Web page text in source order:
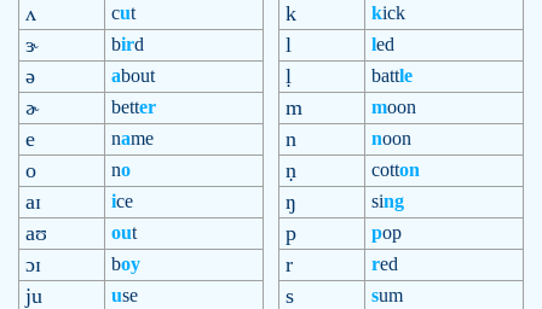
ʌ cut
ɝ bird
ə about
ɚ better
e name
o no
aɪ ice
aʊ out
ɔɪ boy
ju use
k kick
l led
ḷ battle
m moon
n noon
ṇ cotton
ŋ sing
p pop
r red
s sum